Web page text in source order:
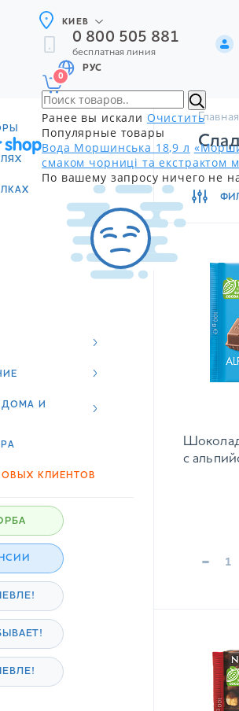
КИЕВ
0 800 505 881
бесплатная линия
РУС
0
Ранее вы искали Очистить
Популярные товары
Вода Моршинська 18,9 л
смаком чорниці та екстрактом
По вашему запросу ничего не
ДОМА И
КЛИЕНТОВ
Главная
с
-